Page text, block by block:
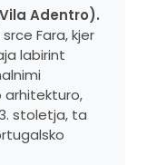
Adentro).
Fara, kjer
labirint
arhitekturo,
stoletja, ta